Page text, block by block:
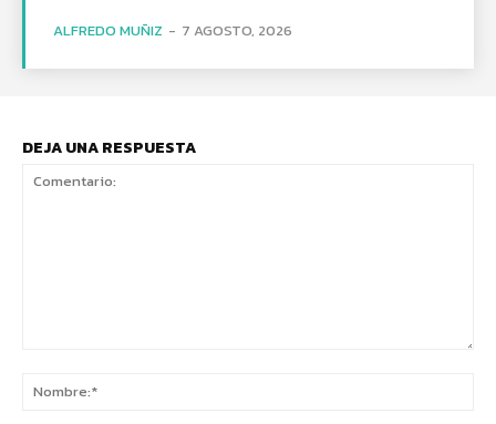
ALFREDO MUÑIZ - 7 AGOSTO, 2026
DEJA UNA RESPUESTA